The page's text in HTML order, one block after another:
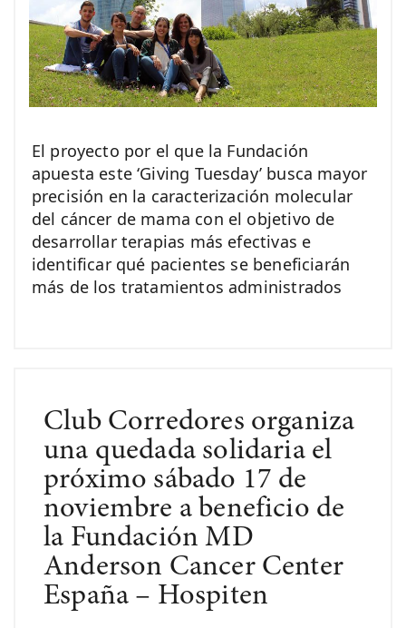
El proyecto por el que la Fundación
apuesta este ‘Giving Tuesday’ busca mayor
precisión en la caracterización molecular
del cáncer de mama con el objetivo de
desarrollar terapias más efectivas e
identificar qué pacientes se beneficiarán
más de los tratamientos administrados
Club Corredores organiza
una quedada solidaria el
próximo sábado 17 de
noviembre a beneficio de
la Fundación MD
Anderson Cancer Center
España – Hospiten